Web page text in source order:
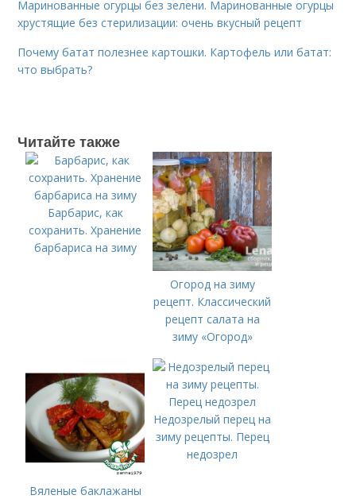
Маринованные огурцы без зелени. Маринованные огурцы
хрустящие без стерилизации: очень вкусный рецепт
Почему батат полезнее картошки. Картофель или батат:
что выбрать?
Читайте также
Барбарис, как
сохранить. Хранение
барбариса на зиму
Огород на зиму
рецепт. Классический
рецепт салата на
зиму «Огород»
Вяленые баклажаны
Недозрелый перец на
зиму рецепты. Перец
недозрел